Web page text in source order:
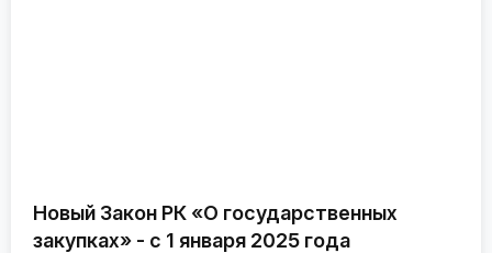
Новый Закон РК «О государственных
закупках» - с 1 января 2025 года